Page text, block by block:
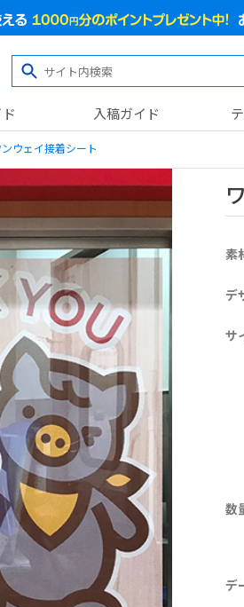
入稿ガイド
ウェイ接着シート
素
デ
サ
数
デ